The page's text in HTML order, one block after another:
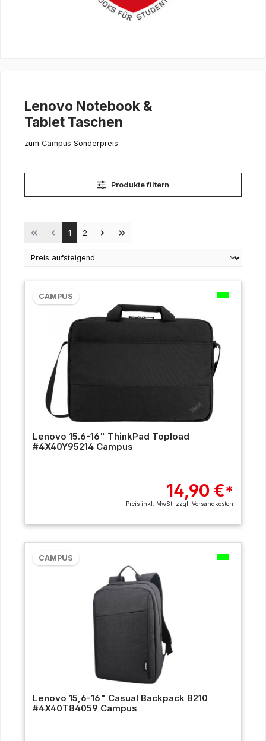
Lenovo Notebook &
Tablet Taschen
zum Campus Sonderpreis
Produkte filtern
Seite
1 Seite
2
CAMPUS
Lenovo 15.6-16" ThinkPad Topload
#4X40Y95214 Campus
14,90 €*
Preis inkl. MwSt. zzgl.Versandkosten
CAMPUS
Lenovo 15,6-16" Casual Backpack B210
#4X40T84059 Campus